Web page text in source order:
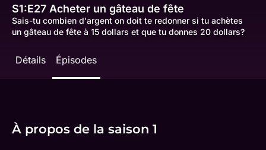
S1:E27 Acheter un gâteau de fête
Sais-tu combien d'argent on doit te redonner si tu achètes
un gâteau de fête à 15 dollars et que tu donnes 20 dollars?
Détails Épisodes
À propos de la saison 1